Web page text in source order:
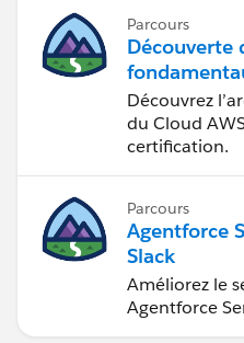
Parcours
Découverte
devenir
Cloud
Découvrez
du Cloud
certification.
Parcours
Agentforce
Slack
Améliorez le
Agentforce